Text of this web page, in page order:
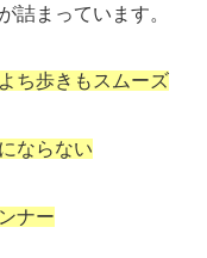
詰まっています。
ち歩きもスムーズ
ならない
ナー